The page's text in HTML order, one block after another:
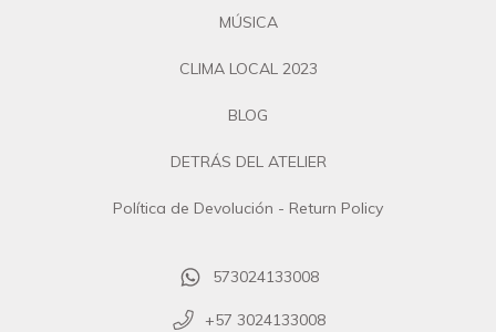
MÚSICA
CLIMA LOCAL 2023
BLOG
DETRÁS DEL ATELIER
Política de Devolución - Return Policy
573024133008
+57 3024133008